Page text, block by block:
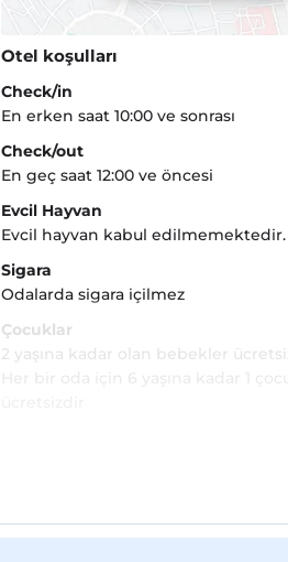
Otel koşulları
Check/in
En erken saat 10:00 ve sonrası
Check/out
En geç saat 12:00 ve öncesi
Evcil Hayvan
Evcil hayvan kabul edilmemektedir.
Sigara
Odalarda sigara içilmez
Çocuklar
2 yaşına kadar olan bebekler